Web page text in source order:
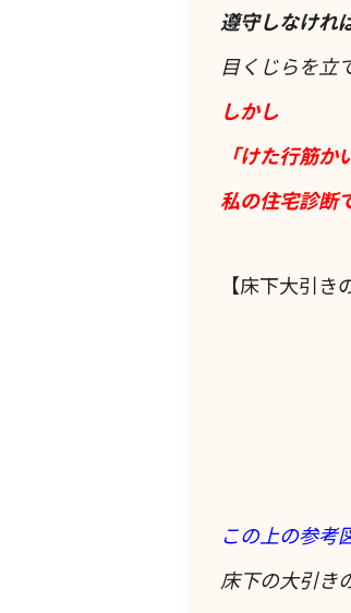
遵守しなけれ
目くじらを立
しかし
「けた行筋
私の住宅診断
【床下大引き
この上の参考
床下の大引き